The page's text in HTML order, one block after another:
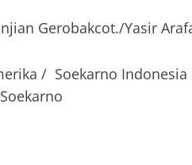
Gerobakcot./Yasir
/ Soekarno